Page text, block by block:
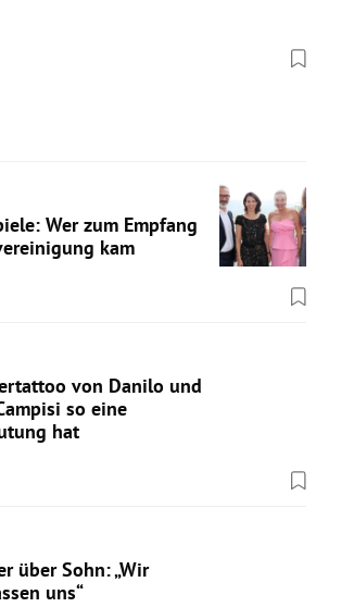
Wer zum Empfang
kam
von Danilo und
so eine
hat
über Sohn: „Wir
uns“